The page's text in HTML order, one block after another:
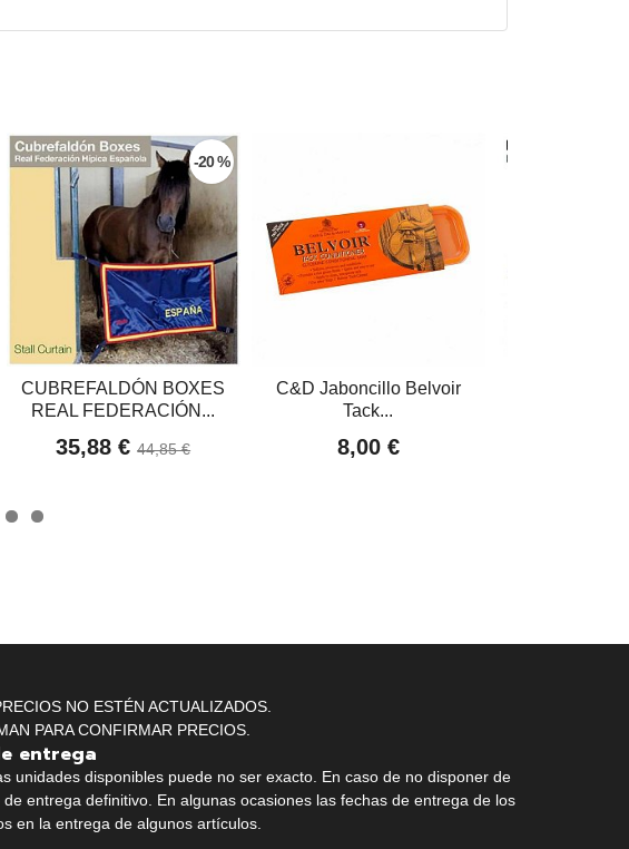
-20 %
CUBREFALDÓN BOXES
REAL FEDERACIÓN...
35,88 €44,85 €
C&D Jaboncillo Belvoir
Tack...
8,00 €
NO ESTÉN ACTUALIZADOS.
PARA CONFIRMAR PRECIOS.
entrega
unidades disponibles puede no ser exacto. En caso de no disponer de
entrega definitivo. En algunas ocasiones las fechas de entrega de los
en la entrega de algunos artículos.